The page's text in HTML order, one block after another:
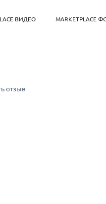
ВИДЕО MARKETPLACE
отзыв